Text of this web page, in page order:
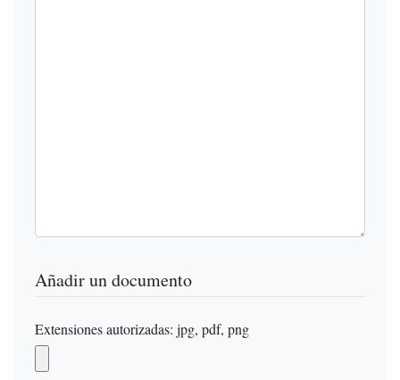
Añadir un documento
Extensiones autorizadas: jpg, pdf, png